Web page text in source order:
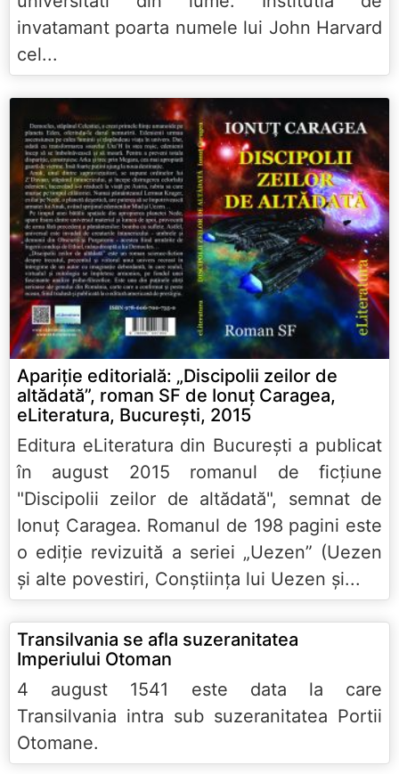
invatamant poarta numele lui John Harvard
cel...
Apariţie editorială: „Discipolii zeilor de
altădată”, roman SF de Ionuţ Caragea,
eLiteratura, Bucureşti, 2015
Editura eLiteratura din Bucureşti a publicat
în august 2015 romanul de ficţiune
"Discipolii zeilor de altădată", semnat de
Ionuţ Caragea. Romanul de 198 pagini este
o ediţie revizuită a seriei „Uezen” (Uezen
şi alte povestiri, Conştiinţa lui Uezen şi...
Transilvania se afla suzeranitatea
Imperiului Otoman
4 august 1541 este data la care
Transilvania intra sub suzeranitatea Portii
Otomane.